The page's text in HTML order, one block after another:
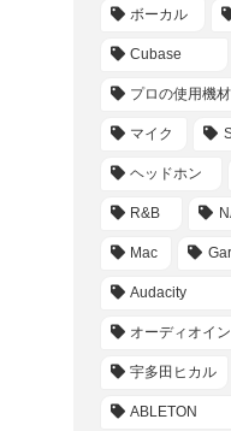
ボーカル
Cubase
プロの使用機材
マイク
ヘッドホン
R&B
Mac
Audacity
オーディオイ
宇多田ヒカル
ABLETON